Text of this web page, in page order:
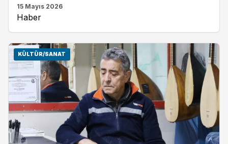
15 Mayıs 2026
Haber
KÜLTÜR/SANAT